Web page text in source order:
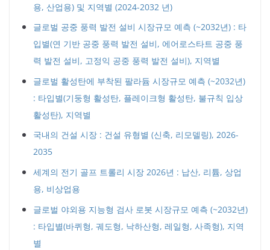
용, 산업용) 및 지역별 (2024-2032 년)
글로벌 공중 풍력 발전 설비 시장규모 예측 (~2032년) : 타
입별(연 기반 공중 풍력 발전 설비, 에어로스타트 공중 풍
력 발전 설비, 고정익 공중 풍력 발전 설비), 지역별
글로벌 활성탄에 부착된 팔라듐 시장규모 예측 (~2032년)
: 타입별(기둥형 활성탄, 플레이크형 활성탄, 불규칙 입상
활성탄), 지역별
국내의 건설 시장 : 건설 유형별 (신축, 리모델링), 2026-
2035
세계의 전기 골프 트롤리 시장 2026년 : 납산, 리튬, 상업
용, 비상업용
글로벌 야외용 지능형 검사 로봇 시장규모 예측 (~2032년)
: 타입별(바퀴형, 궤도형, 낙하산형, 레일형, 사족형), 지역
별